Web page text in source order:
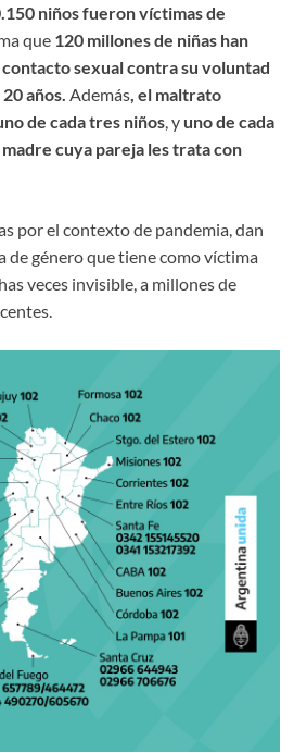
niños fueron víctimas de
que 120 millones de niñas han
sexual contra su voluntad
años. Además, el maltrato
de cada tres niños, y uno de cada
cuya pareja les trata con
por el contexto de pandemia, dan
de género que tiene como víctima
veces invisible, a millones de